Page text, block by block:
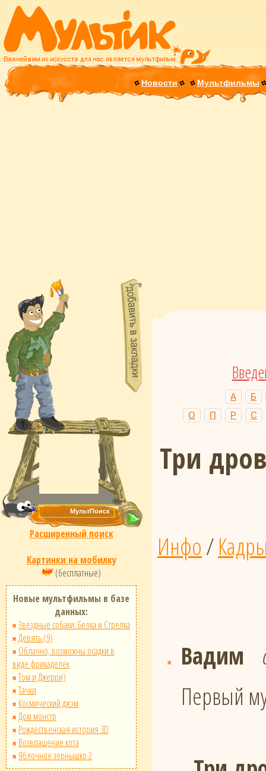
Новости Мультфильмы
Расширенный поиск
Картинки на мобилку
(бесплатные)
Новые мультфильмы в базе
данных:
Звёздные собаки: Белка и Стрелка
Девять (9)
Облачно, возможны осадки в
виде фрикаделек
Том и Джерри)
Тачки
Космический джэм
Дом монстр
Рождественская история 3D
Возвращение кота
Яблочное зернышко 2
А
Б
О
П Р С
Три
Инфо/
Вадим
Первый